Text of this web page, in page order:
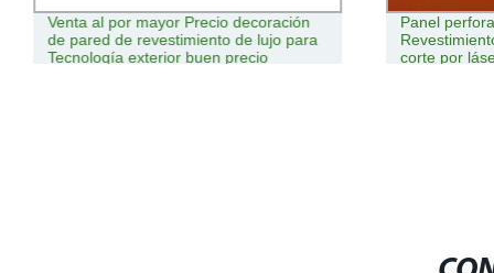
Venta al por mayor Precio decoración
de pared de revestimiento de lujo para
Tecnología exterior buen precio
Panel
corte por